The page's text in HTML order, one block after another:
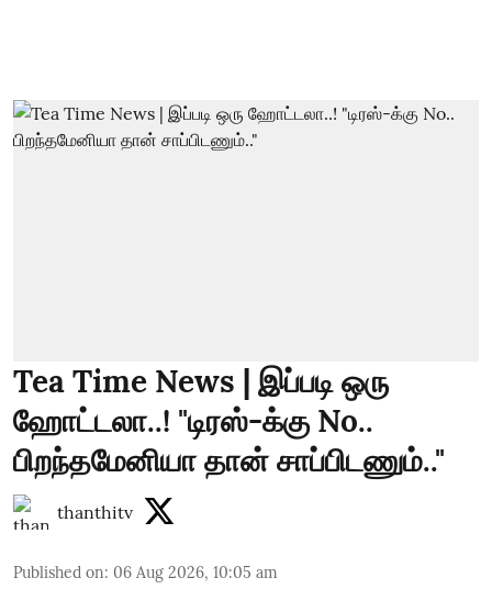
Tea Time News | இப்படி ஒரு
ஹோட்டலா..! "டிரஸ்-க்கு No..
பிறந்தமேனியா தான் சாப்பிடணும்.."
thanthitv
Published on: 06 Aug 2026, 10:05 am